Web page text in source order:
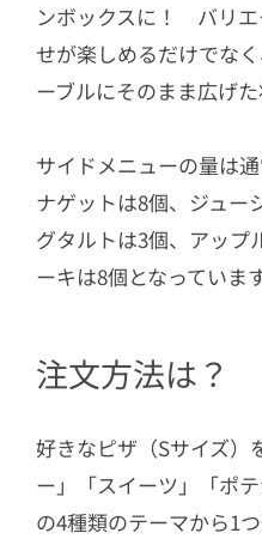
ンボックスに！ バリ
せが楽しめるだけでな
ーブルにそのまま広げた
サイドメニューの量は
ナゲットは8個、ジュー
グタルトは3個、アップ
ーキは8個となっています
注文方法は？
好きなピザ（Sサイズ）
ー」「スイーツ」「ポ
の4種類のテーマから1つ